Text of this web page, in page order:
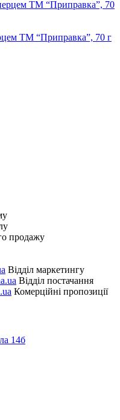
ТМ “Приправка”, 70 г
продажу
Відділ маркетингу
Відділ постачання
Комерційні пропозиції
14б